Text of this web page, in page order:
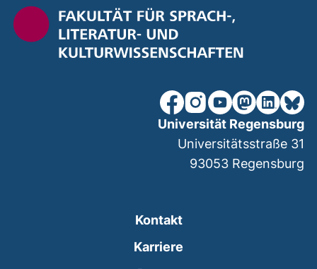
unsere Facebook-Seite
unsere Instagram-
unsere YouTube-
unsereunsere
Kontakt
Karriere
Universität Regensburg
Universitätsstraße 31
93053 Regensburg